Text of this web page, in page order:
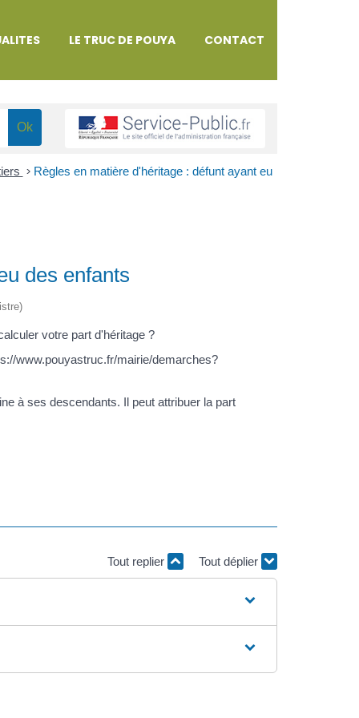
LE TRUC DE POUYA CONTACT
> Règles en matière d'héritage : défunt ayant eu
des enfants
votre part d'héritage ?
www.pouyastruc.fr/mairie/demarches?
à ses descendants. Il peut attribuer la part
Tout replier Tout déplier